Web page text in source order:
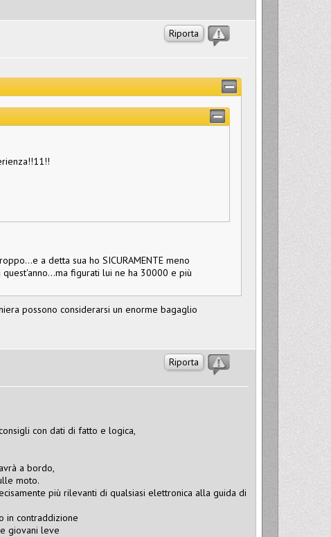
Riporta
a detta sua ho SICURAMENTE meno
figurati lui ne ha 30000 e più
possono considerarsi un enorme bagaglio
Riporta
con dati di fatto e logica,
a bordo,
moto.
più rilevanti di qualsiasi elettronica alla guida di
in contraddizione
giovani leve